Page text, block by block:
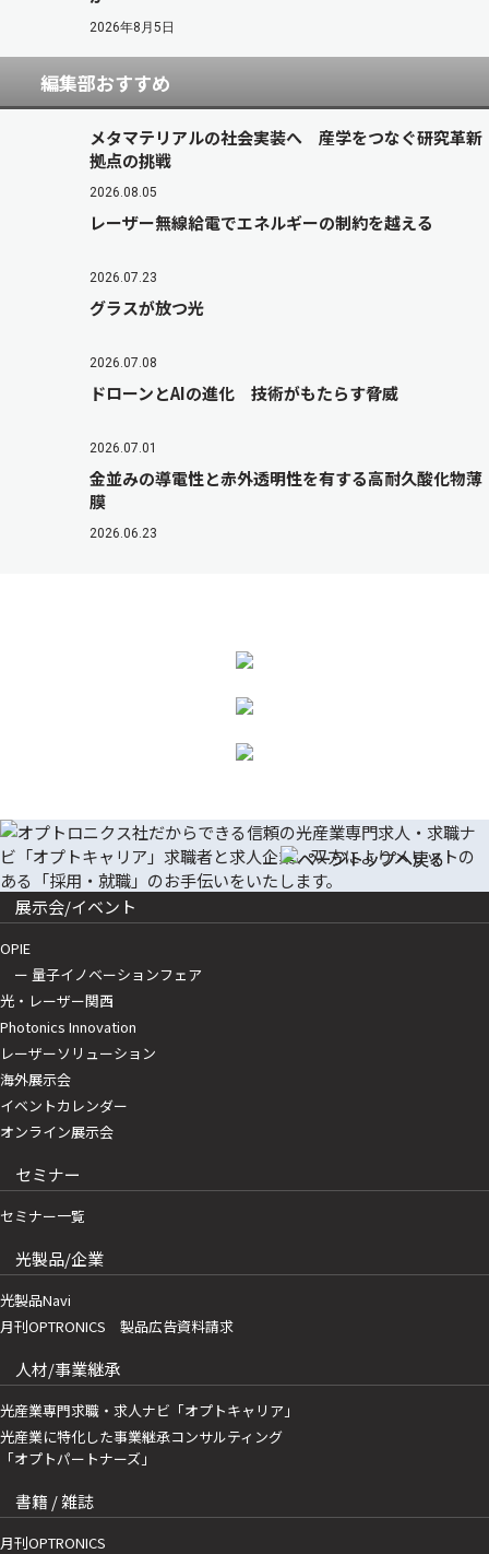
2026年8月5日
編集部おすすめ
メタマテリアルの社会実装へ 産学をつなぐ研究革新
拠点の挑戦
2026.08.05
レーザー無線給電でエネルギーの制約を越える
2026.07.23
グラスが放つ光
2026.07.08
ドローンとAIの進化 技術がもたらす脅威
2026.07.01
金並みの導電性と赤外透明性を有する高耐久酸化物薄
膜
2026.06.23
展示会/イベント
OPIE
ー 量子イノベーションフェア
光・レーザー関西
Photonics Innovation
レーザーソリューション
海外展示会
イベントカレンダー
オンライン展示会
セミナー
セミナー一覧
光製品/企業
光製品Navi
月刊OPTRONICS 製品広告資料請求
人材/事業継承
光産業専門求職・求人ナビ「オプトキャリア」
光産業に特化した事業継承コンサルティング
「オプトパートナーズ」
書籍 / 雑誌
月刊OPTRONICS